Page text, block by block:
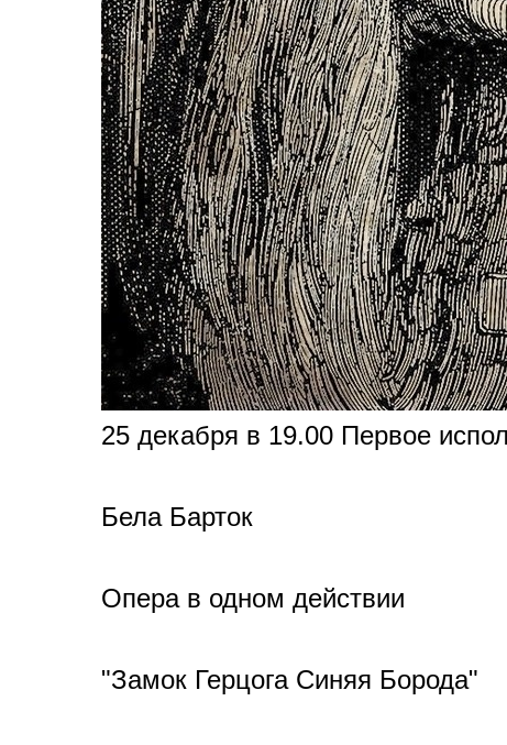
25 декабря в 19.00 Первое
Бела Барток
Опера в одном действии
"Замок Герцога Синяя Борода"